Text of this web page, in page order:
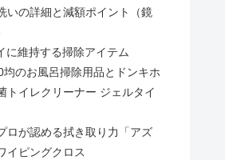
いの詳細と減額ポイント（鏡
に維持する掃除アイテム
均のお風呂掃除用品とドンキホ
トイレクリーナー ジェルタイ
ロが認める拭き取り力「アズ
イピングクロス